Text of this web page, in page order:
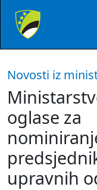
Novosti iz
oglase za
upravnih